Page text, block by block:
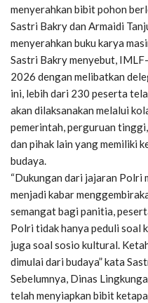
menyerahkan bibit pohon
Sastri Bakry dan Armaidi
menyerahkan buku karya
Sastri Bakry menyebut,
2026 dengan melibatkan
ini, lebih dari 230 peserta
akan dilaksanakan melalui
pemerintah, perguruan
dan pihak lain yang memiliki
budaya.
“Dukungan dari jajaran Polri
menjadi kabar
semangat bagi panitia,
Polri tidak hanya peduli soal
juga soal sosio kultural.
dimulai dari budaya” kata
Sebelumnya, Dinas
telah menyiapkan bibit